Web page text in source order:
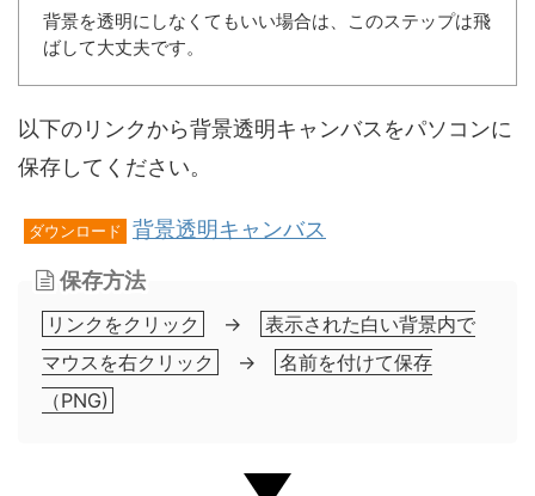
背景を透明にしなくてもいい場合は、このステップは飛
ばして大丈夫です。
以下のリンクから背景透明キャンバスをパソコンに
保存してください。
ダウンロード 背景透明キャンバス
保存方法
リンクをクリック →
表示された白い背景内で
マウスを右クリック
→
名前を付けて保存
（PNG)